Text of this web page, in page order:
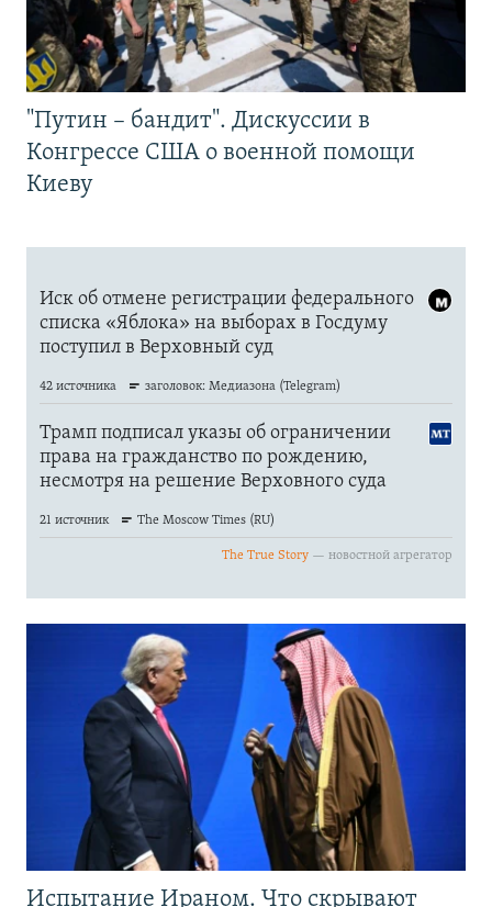
"Путин – бандит". Дискуссии в
Конгрессе США о военной помощи
Киеву
Испытание Ираном. Что скрывают